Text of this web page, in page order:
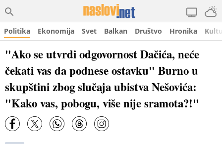
Politika Ekonomija Svet Balkan Društvo Hronika
"Ako se utvrdi odgovornost Dačića, neće
čekati vas da podnese ostavku" Burno u
skupštini zbog slučaja ubistva Nešovića:
"Kako vas, pobogu, više nije sramota?!"